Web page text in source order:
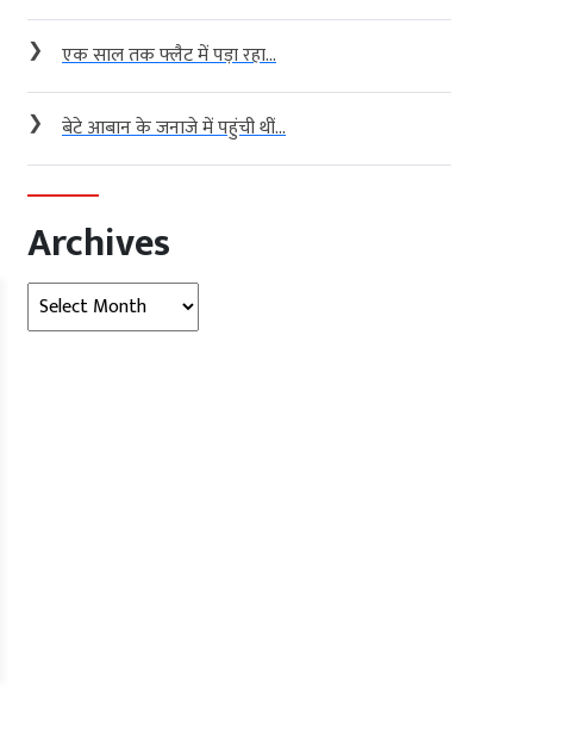
❯ एक साल तक फ्लैट में पड़ा रहा...
❯ बेटे आबान के जनाजे में पहुंची थीं...
Archives
Archives